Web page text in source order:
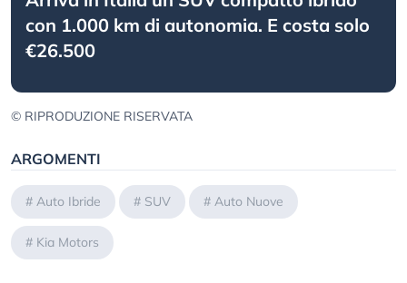
con 1.000 km di autonomia. E costa solo
€26.500
© RIPRODUZIONE RISERVATA
ARGOMENTI
# Auto Ibride # SUV # Auto Nuove
# Kia Motors